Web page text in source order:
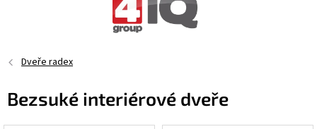
Dveře radex
Bezsuké interiérové dveře